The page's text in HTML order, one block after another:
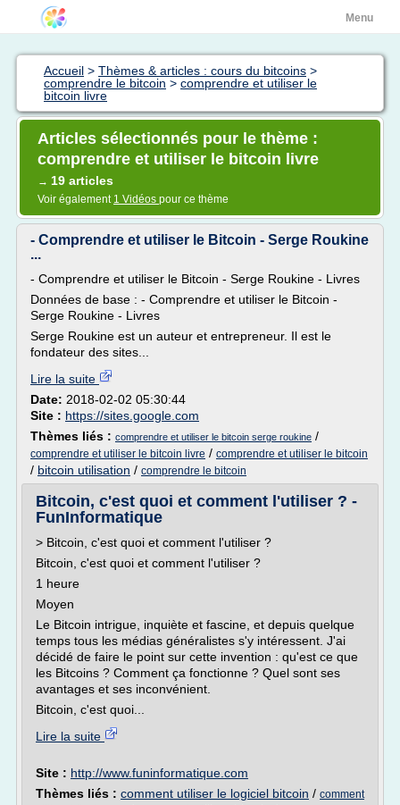
Menu
Accueil > Thèmes & articles : cours du bitcoins >
comprendre le bitcoin > comprendre et utiliser le
bitcoin livre
Articles sélectionnés pour le thème :
comprendre et utiliser le bitcoin livre
→ 19 articles
Voir également 1 Vidéos pour ce thème
- Comprendre et utiliser le Bitcoin - Serge Roukine
...
- Comprendre et utiliser le Bitcoin - Serge Roukine - Livres
Données de base : - Comprendre et utiliser le Bitcoin -
Serge Roukine - Livres
Serge Roukine est un auteur et entrepreneur. Il est le
fondateur des sites...
Lire la suite
Date: 2018-02-02 05:30:44
Site : https://sites.google.com
Thèmes liés : comprendre et utiliser le bitcoin serge roukine /
comprendre et utiliser le bitcoin livre / comprendre et utiliser le bitcoin
/ bitcoin utilisation / comprendre le bitcoin
Bitcoin, c'est quoi et comment l'utiliser ? -
FunInformatique
> Bitcoin, c'est quoi et comment l'utiliser ?
Bitcoin, c'est quoi et comment l'utiliser ?
1 heure
Moyen
Le Bitcoin intrigue, inquiète et fascine, et depuis quelque
temps tous les médias généralistes s'y intéressent. J'ai
décidé de faire le point sur cette invention : qu'est ce que
les Bitcoins ? Comment ça fonctionne ? Quel sont ses
avantages et ses inconvénient.
Bitcoin, c'est quoi...
Lire la suite
Site : http://www.funinformatique.com
Thèmes liés : comment utiliser le logiciel bitcoin / comment